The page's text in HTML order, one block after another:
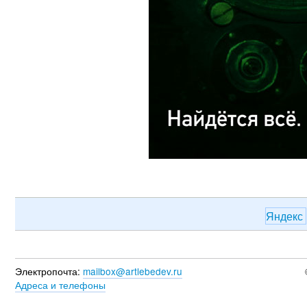
Яндекс
Электропочта: mailbox@artlebedev.ru
Адреса и телефоны